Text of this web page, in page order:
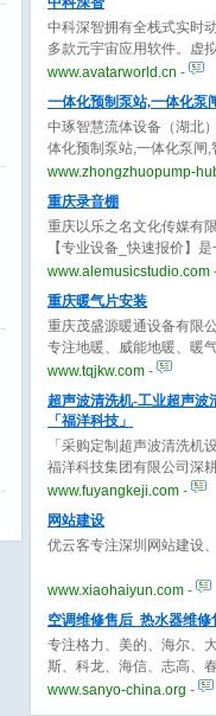
加工等
与供应
聘，行
中科深智拥有全栈式实时
多款元宇宙应用软件。虚
播”实现AI虚拟主播24小时
件“创梦易自动画”AI自动
客服解决方案“云小七”为
解决方案。已为上千家客
解决方案。
www.avatarworld.cn -
一体化预制泵站,一体化泵
中琢智慧流体设备（湖北
体化预制泵站,一体化泵闸
国现货供应、型号齐全、
用寿命长，欢迎来电咨询。
www.zhongzhuopump-
重庆录音棚
重庆以乐之名文化传媒有
【专业设备_快速报价】
制作服务公司，业务包含
曲、mv拍摄制作等，欢迎
www.alemusicstudio.com
重庆暖气片安装
重庆茂盛源暖通设备有限
专注地暖、威能地暖、暖
空调、新风系统安装、售
质量高，价格实惠，欢迎
www.tqjkw.com -
超声波清洗机-工业超声波
「福洋科技」
「采购定制超声波清洗机
福洋科技集团有限公司深
国超声波清洗机十大品牌
波清洗机.
www.fuyangkeji.com -
网站建设
优云客专注深圳网站建设
www.xiaohaiyun.com -
空调维修售后_热水器维修
专注格力、美的、海尔、
斯、科龙、海信、志高、
洗加氟保养,空调移机拆装
www.sanyo-china.org -